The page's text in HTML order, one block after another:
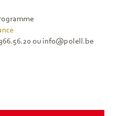
ou info@polell.be